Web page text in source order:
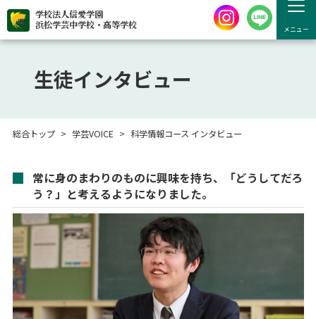
学校法人信愛学園
浜松学芸中学校・高等学校
メニュー
生徒インタビュー
総合トップ 学芸VOICE 科学情報コース インタビュー
科学情報コース インタビュー
常に身のまわりのものに興味を持ち、「どうしてだろ
う？」と考えるようになりました。